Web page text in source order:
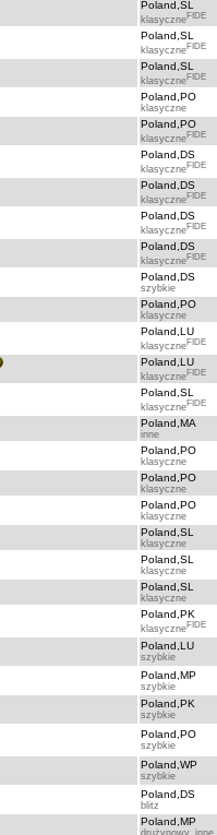
Poland,SL
klasyczneFIDE
Poland,SL
klasyczneFIDE
Poland,SL
klasyczneFIDE
Poland,PO
klasyczne
Poland,PO
klasyczneFIDE
Poland,DS
klasyczneFIDE
Poland,DS
klasyczneFIDE
Poland,DS
klasyczneFIDE
Poland,DS
klasyczneFIDE
Poland,DS
szybkie
Poland,PO
klasyczne
Poland,LU
klasyczneFIDE
Poland,LU
klasyczneFIDE
Poland,SL
klasyczneFIDE
Poland,MA
inne
Poland,PO
klasyczne
Poland,PO
klasyczne
Poland,PO
klasyczne
Poland,SL
klasyczne
Poland,SL
klasyczne
Poland,SL
klasyczne
Poland,PK
klasyczneFIDE
Poland,LU
szybkie
Poland,MP
szybkie
Poland,PK
szybkie
Poland,PO
szybkie
Poland,WP
szybkie
Poland,DS
blitz
Poland,MP
drużynowy, inne